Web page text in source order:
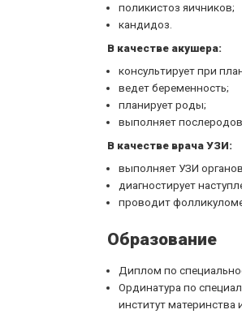
поликистоз яичников;
кандидоз.
В качестве акушера:
консультирует при
ведет беременность;
планирует роды;
выполняет
В качестве врача УЗИ:
выполняет УЗИ
диагностирует
проводит
Образование
Диплом по
Ординатура по
институт материнства